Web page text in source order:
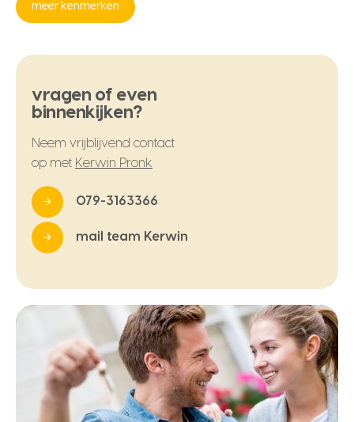
meer kenmerken
vragen of even
binnenkijken?
Neem vrijblijvend contact
op met Kerwin Pronk
079-3163366
mail team Kerwin